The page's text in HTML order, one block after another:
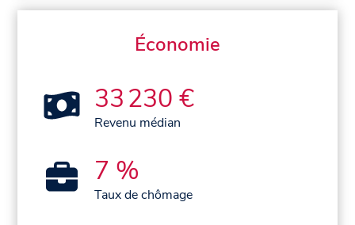
Économie
33 230 €
Revenu médian
7 %
Taux de chômage